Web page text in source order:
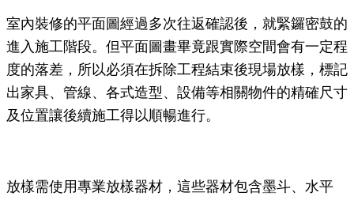
室內裝修的平面圖經過多次往返確認後，就緊鑼密鼓的
進入施工階段。但平面圖畫畢竟跟實際空間會有一定程
度的落差，所以必須在拆除工程結束後現場放樣，標記
出家具、管線、各式造型、設備等相關物件的精確尺寸
及位置讓後續施工得以順暢進行。
放樣需使用專業放樣器材，這些器材包含墨斗、水平